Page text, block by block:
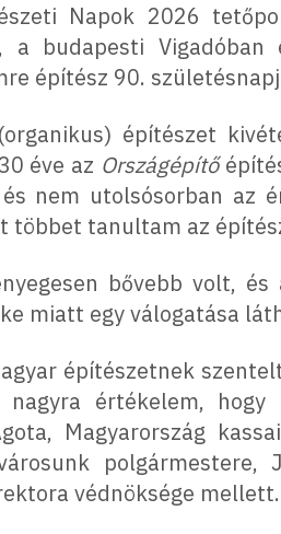
Napok 2026
budapesti Vigadóban
építész 90.
építészet
éve az Országépítő
nem utolsósorban
többet tanultam az
bővebb volt,
miatt egy válogatása
építészetnek
értékelem,
Magyarország
védnöksége mellett.